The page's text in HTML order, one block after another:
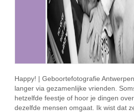
Happy! | Geboortefotografie
langer via gezamenlijke vrienden.
hetzelfde feestje of hoor je dingen
dezelfde mensen omgaat. Ik wist dat